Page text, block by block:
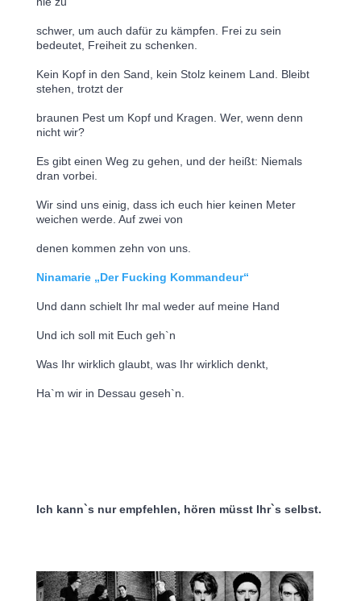
schwer, um auch dafür zu kämpfen. Frei zu sein
bedeutet, Freiheit zu schenken.
Kein Kopf in den Sand, kein Stolz keinem Land. Bleibt
stehen, trotzt der
braunen Pest um Kopf und Kragen. Wer, wenn denn
nicht wir?
Es gibt einen Weg zu gehen, und der heißt: Niemals
dran vorbei.
Wir sind uns einig, dass ich euch hier keinen Meter
weichen werde. Auf zwei von
denen kommen zehn von uns.
Ninamarie „Der Fucking Kommandeur“
Und dann schielt Ihr mal weder auf meine Hand
Und ich soll mit Euch geh`n
Was Ihr wirklich glaubt, was Ihr wirklich denkt,
Ha`m wir in Dessau geseh`n.
Ich kann`s nur empfehlen, hören müsst Ihr`s selbst.